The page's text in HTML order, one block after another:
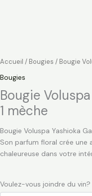
Accueil / Bougies / Bougie
Bougies
Bougie
1 mèche
Bougie Voluspa Yashioka
Son parfum floral crée une
chaleureuse dans votre
Voulez-vous joindre du vin?